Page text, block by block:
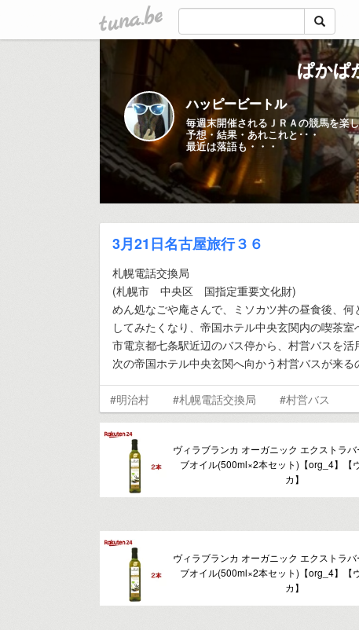
tuna.be
ぱかぱ
ハッピービートル
毎週末開催されるＪＲＡの競馬を楽
予想・結果・あれこれと･･・
最近は落語も・・・
3月21日名古屋旅行３６
札幌電話交換局
(札幌市 中央区 国指定重要文化財)
めん処なごや庵さんで、ミソカツ丼の昼食後、何
してみたくなり、帝国ホテル中央玄関内の喫茶室
市電京都七条駅近辺のバス停から、村営バスを活
次の帝国ホテル中央玄関へ向かう村営バスが来
#明治村 #札幌電話交換局 #村営バス
ヴィラブランカ オーガニック エクストラ
ブオイル(500ml×2本セット)【org_4】【
カ】
ヴィラブランカ オーガニック エクストラ
ブオイル(500ml×2本セット)【org_4】【
カ】